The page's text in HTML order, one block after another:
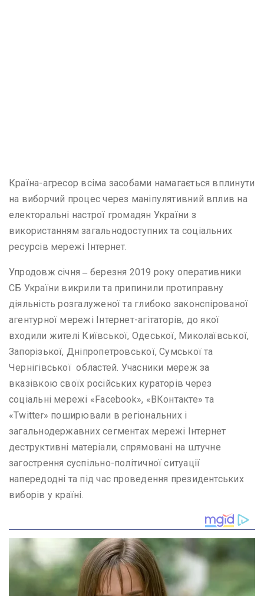
Країна-агресор всіма засобами намагається вплинути
на виборчий процес через маніпулятивний вплив на
електоральні настрої громадян України з
використанням загальнодоступних та соціальних
ресурсів мережі Інтернет.
Упродовж січня ‒ березня 2019 року оперативники
СБ України викрили та припинили протиправну
діяльність розгалуженої та глибоко законспірованої
агентурної мережі Інтернет-агітаторів, до якої
входили жителі Київської, Одеської, Миколаївської,
Запорізької, Дніпропетровської, Сумської та
Чернігівської областей. Учасники мереж за
вказівкою своїх російських кураторів через
соціальні мережі «Facebook», «ВКонтакте» та
«Twitter» поширювали в регіональних і
загальнодержавних сегментах мережі Інтернет
деструктивні матеріали, спрямовані на штучне
загострення суспільно-політичної ситуації
напередодні та під час проведення президентських
виборів у країні.